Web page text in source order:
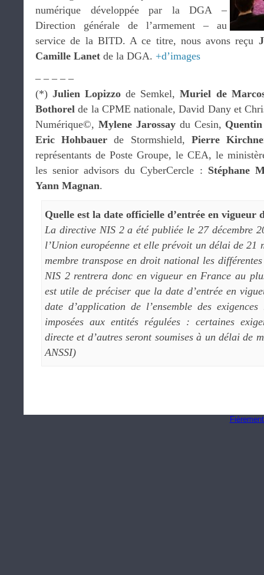
numérique développée par la DGA –
Direction générale de l’armement – au
service de la BITD. A ce titre, nous avons reçu
Camille Lanet de la DGA. +d’images
– – – – –
(*)Julien Lopizzo de Semkel,Muriel de
Bothorel de la CPME nationale, David Dany et
Numérique©, Mylene Jarossaydu Cesin,
Eric Hohbauer de Stormshield, Pierre
représentants de Poste Groupe, le CEA, le
les senior advisors du CyberCercle : Stéphane
Yann Magnan.
Quelle est la date officielle d’entrée en vigueur
La directive NIS 2 a été publiée le 27 décembre
l’Union européenne et elle prévoit un délai de 21
membre transpose en droit national les
NIS 2 rentrera donc en vigueur en France au
est utile de préciser que la date d’entrée en
date d’application de l’ensemble des
imposées aux entités régulées : certaines
directe et d’autres seront soumises à un délai de
ANSSI)